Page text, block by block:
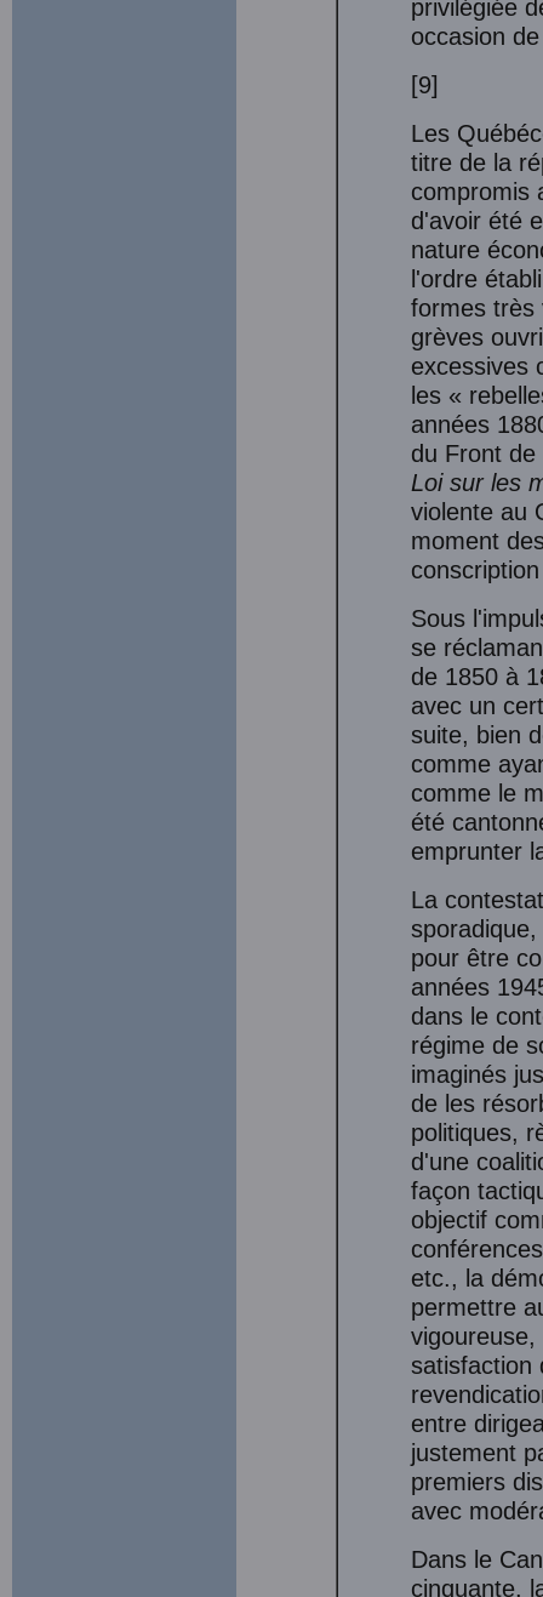
privilégiée
occasion
[9]
Les
titre de la
compromis
d'avoir été
nature
l'ordre
formes très
grèves
excessives
les «
années
du Front
Loi sur les
violente au
moment
Sous
se
de 1850 à
avec un
suite, bien
comme
comme le
été
emprunter
La
pour être
années
dans le
régime de
imaginés
de les
politiques,
d'une
façon
objectif
etc., la
permettre
satisfaction
entre
justement
premiers
avec
Dans le
cinquante,